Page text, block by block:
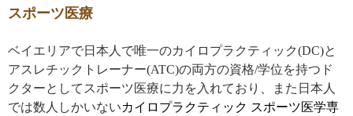
スポーツ医療
ベイエリアで日本人で唯一のカイロプラクティック(DC)と
アスレチックトレーナー(ATC)の両方の資格/学位を持つド
クターとしてスポーツ医療に力を入れており、また日本人
では数人しかいないカイロプラクティック スポーツ医学専